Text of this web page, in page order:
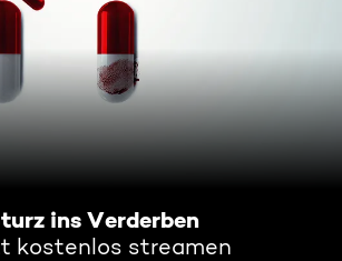
ins Verderben
kostenlos streamen